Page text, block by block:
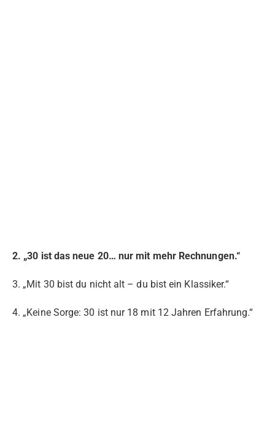
2. „30 ist das neue 20… nur mit mehr Rechnungen.“
3. „Mit 30 bist du nicht alt – du bist ein Klassiker.“
4. „Keine Sorge: 30 ist nur 18 mit 12 Jahren Erfahrung.“